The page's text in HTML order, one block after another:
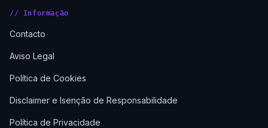
// Informação
Contacto
Aviso Legal
Política de Cookies
Disclaimer e Isenção de Responsabilidade
Política de Privacidade